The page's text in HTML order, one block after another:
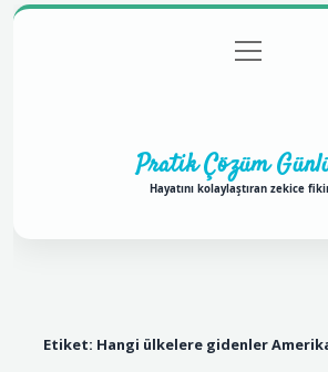
Gizlilik Politikası
menüyü
aç
Pratik Çözüm
Hayatını kolaylaştıran zekice
Etiket: Hangi ülkelere gidenler